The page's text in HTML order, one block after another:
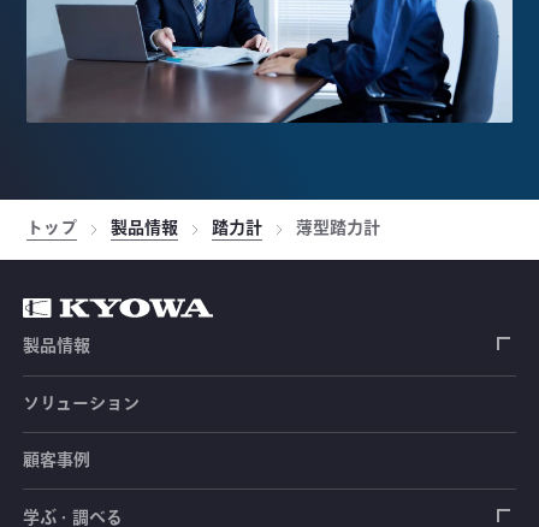
トップ 製品情報 踏力計 薄型踏力計
製品情報
ひずみゲージ
センサ（変換器）
ロードセル
土木建築用センサ
ソリューション
顧客事例
学ぶ・調べる